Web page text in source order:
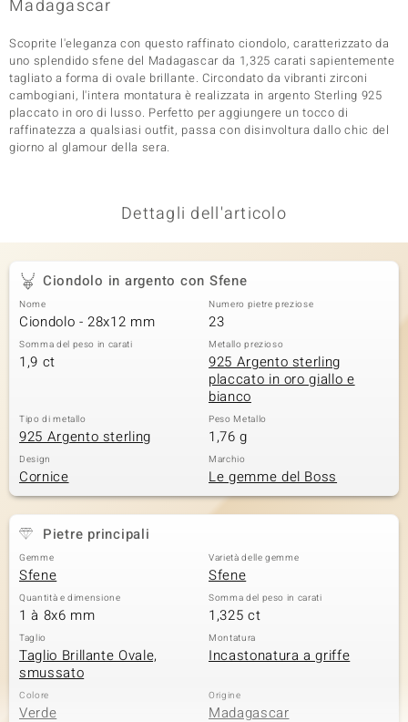
Madagascar
Scoprite l'eleganza con questo raffinato ciondolo, caratterizzato da
uno splendido sfene del Madagascar da 1,325 carati sapientemente
tagliato a forma di ovale brillante. Circondato da vibranti zirconi
cambogiani, l'intera montatura è realizzata in argento Sterling 925
placcato in oro di lusso. Perfetto per aggiungere un tocco di
raffinatezza a qualsiasi outfit, passa con disinvoltura dallo chic del
giorno al glamour della sera.
Dettagli dell'articolo
Ciondolo in argento con Sfene
Nome
Ciondolo - 28x12 mm
Numero pietre preziose
23
Somma del peso in carati
1,9 ct
Metallo prezioso
925 Argento sterling
placcato in oro giallo e
bianco
Tipo di metallo
925 Argento sterling
Peso Metallo
1,76 g
Design
Cornice
Marchio
Le gemme del Boss
Pietre principali
Gemme
Sfene
Varietà delle gemme
Sfene
Quantità e dimensione
1 à 8x6 mm
Somma del peso in carati
1,325 ct
Taglio
Taglio Brillante Ovale,
smussato
Montatura
Incastonatura a griffe
Colore
Verde
Origine
Madagascar